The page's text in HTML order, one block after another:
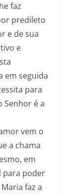
faz
predileto
e de sua
e
em seguida
para
Senhor é a
vem o
a chama
em
para poder
faz a